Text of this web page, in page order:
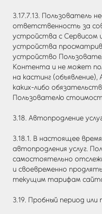
3.17.7.13. Пользователь
ответственность за
устройства с Сервисом
устройства
устройство
Контента и не может
на кастинг
каких-либо
Пользователю
3.18. Автопродление
3.18.1. В настоящее
автопродления услуг.
самостоятельно
и своевременно
текущим тарифам
3.19. Пробный период или